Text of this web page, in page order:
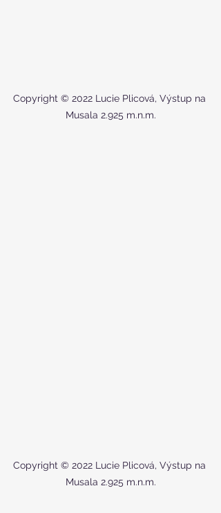
Copyright © 2022 Lucie Plicová, Výstup na
Musala 2.925 m.n.m.
Copyright © 2022 Lucie Plicová, Výstup na
Musala 2.925 m.n.m.